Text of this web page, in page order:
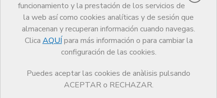
funcionamiento y la prestación de los servicios de
la web así como cookies analíticas y de sesión que
almacenan y recuperan información cuando navegas.
Clica AQUÍ para más información o para cambiar la
configuración de las cookies.
Puedes aceptar las cookies de anàlisis pulsando
ACEPTAR o RECHAZAR.
Premios
El CoMB Guardonat Edició 2025
Guardonat Edició 2025